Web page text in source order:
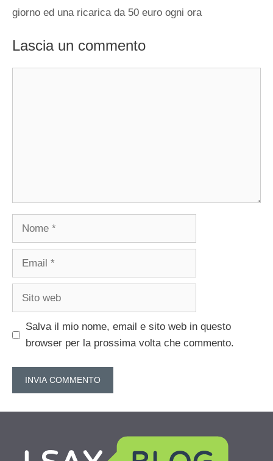
giorno ed una ricarica da 50 euro ogni ora
Lascia un commento
Nome
Email
Sito
Salva il mio nome, email e sito web in questo
browser per la prossima volta che commento.